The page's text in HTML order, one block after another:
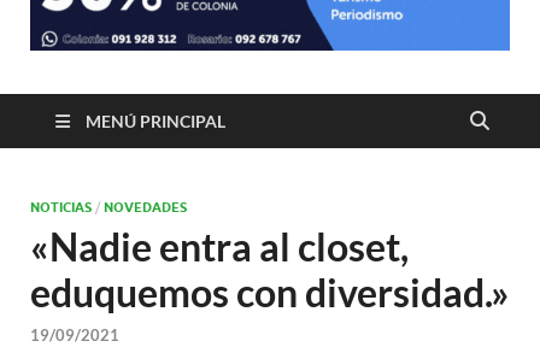
MENÚ PRINCIPAL
NOTICIAS / NOVEDADES
«Nadie entra al closet,
eduquemos con diversidad.»
19/09/2021